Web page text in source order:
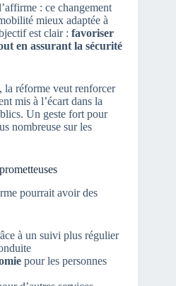
: ce changement
mieux adaptée à
est clair : favoriser
en assurant la sécurité
la réforme veut renforcer
mis à l’écart dans la
Un geste fort pour
nombreuse sur les
pourrait avoir des
à un suivi plus régulier
pour les personnes